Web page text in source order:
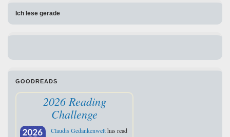
Ich lese gerade
GOODREADS
2026 Reading
Challenge
Claudis Gedankenwelthas read